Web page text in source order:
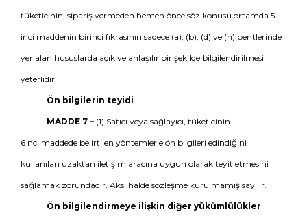
tüketicinin, sipariş vermeden hemen önce söz konusu ortamda 5
inci maddenin birinci fıkrasının sadece (a), (b), (d) ve (h) bentlerinde
yer alan hususlarda açık ve anlaşılır bir şekilde bilgilendirilmesi
yeterlidir.
Ön bilgilerin teyidi
MADDE 7 –(1) Satıcı veya sağlayıcı, tüketicinin
6 ncı maddede belirtilen yöntemlerle ön bilgileri edindiğini
kullanılan uzaktan iletişim aracına uygun olarak teyit etmesini
sağlamak zorundadır. Aksi halde sözleşme kurulmamış sayılır.
Ön bilgilendirmeye ilişkin diğer yükümlülükler